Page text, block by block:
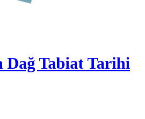
Dağ Tabiat Tarihi